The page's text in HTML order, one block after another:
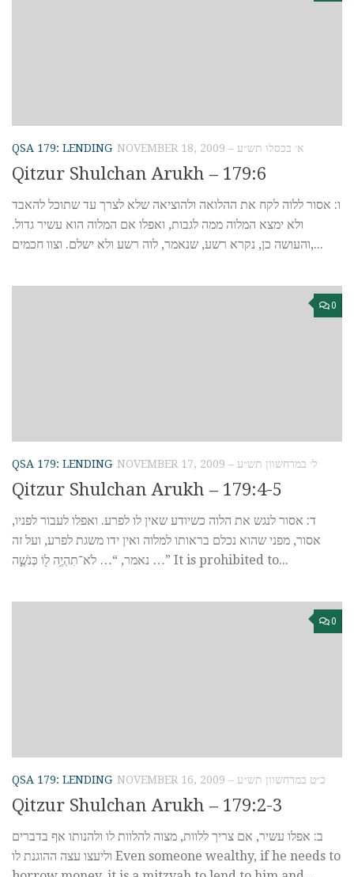
QSA 179: LENDING NOVEMBER 18, 2009 – א׳ בכסלו תש״ע
Qitzur Shulchan Arukh – 179:6
ו: אסור ללוה לקח את ההלואה ולהוציאה שלא לצרך עד שתוכל להאבד
ולא ימצא המלוה ממה לגבות, ואפלו אם המלוה הוא עשיר גדול.
והעושה כן, נקרא רשע, שנאמר, לוה רשע ולא ישלם. וצוו חכמים,...
0
QSA 179: LENDING NOVEMBER 17, 2009 – ל׳ במרחשוון תש״ע
Qitzur Shulchan Arukh – 179:4-5
ד: אסור לנגש את הלוה כשיודע שאין לו לפרע. ואפלו לעבור לפניו,
אסור, מפני שהוא נכלם בראותו למלוה ואין ידו משגת לפרע, ועל זה
נאמר, “… לֹא־תִהְיֶ֥ה ל֖וֹ כְּנֹשֶׁ֑ה …” It is prohibited to...
0
QSA 179: LENDING NOVEMBER 16, 2009 – כ״ט במרחשוון תש״ע
Qitzur Shulchan Arukh – 179:2-3
ב: אפלו עשיר, אם צריך ללוות, מצוה להלוות לו ולהנותו אף בדברים
וליעצו עצה ההוגנת לו Even someone wealthy, if he needs to